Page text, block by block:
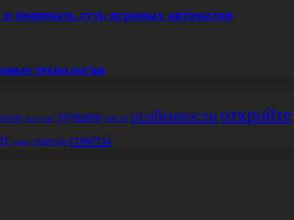
понимать суть игровых автоматов
технологии
история лучшие места особенности откройте
салат секреты советы